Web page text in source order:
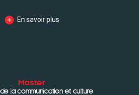
En savoir plus
Master
la communication et culture